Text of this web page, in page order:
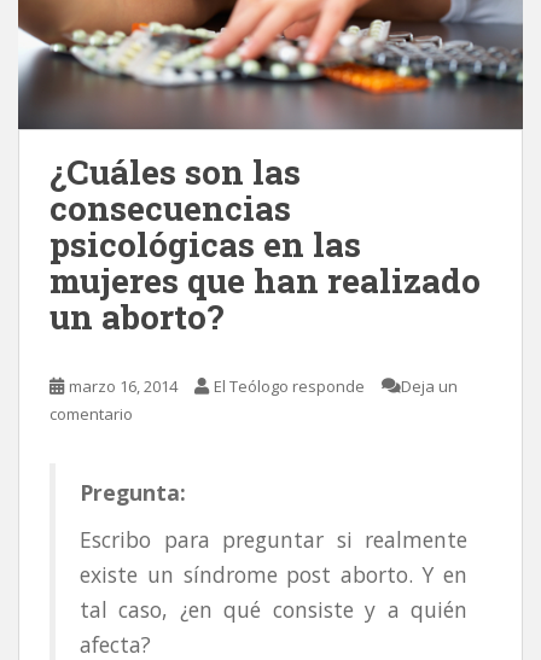
¿Cuáles son las
consecuencias
psicológicas en las
mujeres que han realizado
un aborto?
marzo 16, 2014 El Teólogo responde
Deja un
comentario
Pregunta:
Escribo para preguntar si realmente
existe un síndrome post aborto. Y en
tal caso, ¿en qué consiste y a quién
afecta?